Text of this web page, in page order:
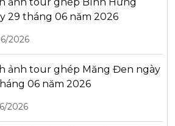
29 tháng 06 năm 2026
2026
ảnh tour ghép Măng Đen ngày
06 năm 2026
2026